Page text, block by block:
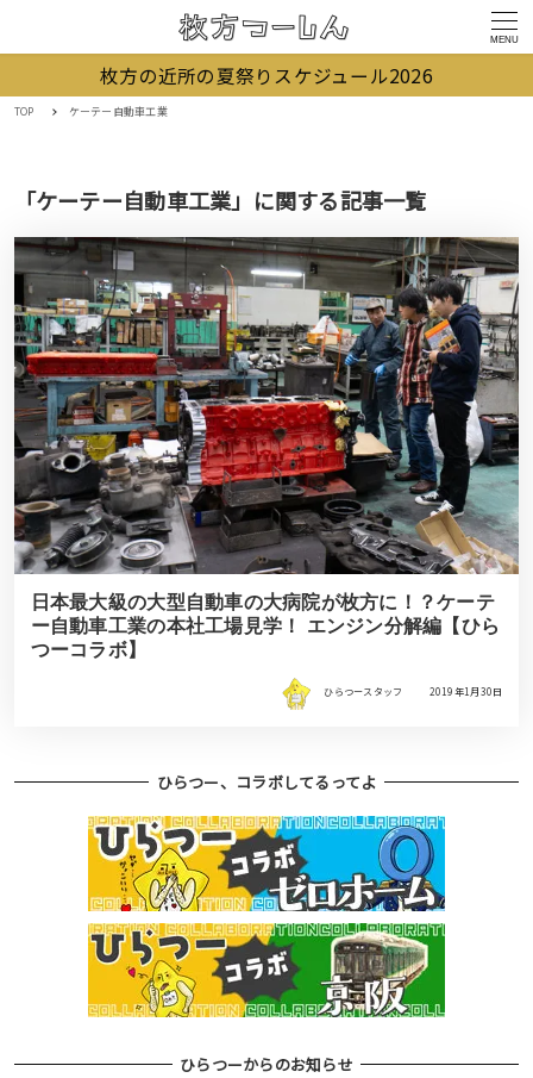
MENU
枚方の近所の夏祭りスケジュール2026
TOP ケーテー自動車工業
「ケーテー自動車工業」に関する記事一覧
日本最大級の大型自動車の大病院が枚方に！？ケーテ
ー自動車工業の本社工場見学！ エンジン分解編【ひら
つーコラボ】
ひらつースタッフ 2019年1月30日
ひらつー、コラボしてるってよ
ひらつーからのお知らせ